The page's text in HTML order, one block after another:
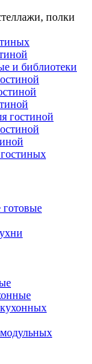
полки
и библиотеки
гостиной